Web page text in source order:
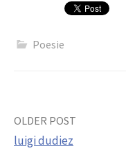
Poesie
Post
OLDER POST
luigi dudiez